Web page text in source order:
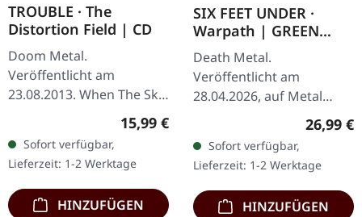
TROUBLE · The
Distortion Field | CD
Doom Metal.
Veröffentlicht am
23.08.2013. When The Sky
Paranoia Conspiracy 3:49
The Broken Have Spoken
3:55 Sink Or Swim 5:38
One…
Regulärer Preis:
15,99 €
Sofort verfügbar,
Lieferzeit: 1-2 Werktage
HINZUFÜGEN
SIX FEET UNDER ·
Warpath | GREEN
BLACK MARBLED LP
Death Metal.
Veröffentlicht am
28.04.2026, auf Metal
marmoriertes Vinyl im
Standard-Cover. Limitiert
auf 500 Exemplare.…
26,99 €
Sofort verfügbar,
Lieferzeit: 1-2 Werktage
HINZUFÜGEN